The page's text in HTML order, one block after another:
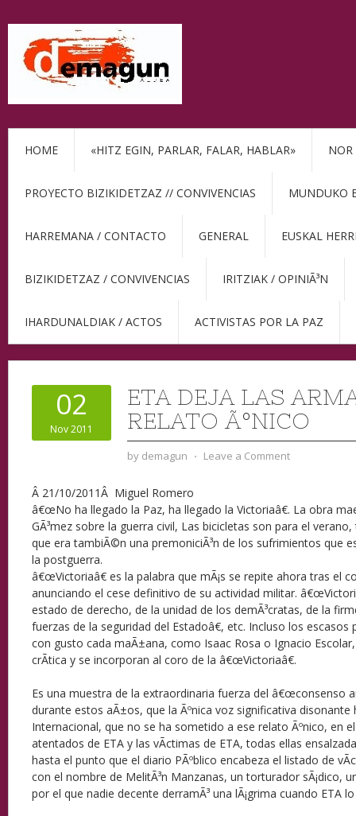
HOME «HITZ EGIN, PARLAR, FALAR, HABLAR» NOR
PROYECTO BIZIKIDETZAZ // CONVIVENCIAS MUNDUKO
HARREMANA / CONTACTO GENERAL EUSKAL
BIZIKIDETZAZ / CONVIVENCIAS IRITZIAK / OPINIÃ³N
IHARDUNALDIAK / ACTOS ACTIVISTAS POR LA PAZ
02
Nov 2011
ETA DEJA LAS
RELATO ÃºNICO
by demagun ⋅ Leave a Comment
Â 21/10/2011Â Miguel Romero
â€œNo ha llegado la Paz, ha llegado la Victoriaâ€. La obra
GÃ³mez sobre la guerra civil, Las bicicletas son para el
que era tambiÃ©n una premoniciÃ³n de los sufrimientos que
la postguerra.
â€œVictoriaâ€ es la palabra que mÃ¡s se repite ahora tras el
anunciando el cese definitivo de su actividad militar.
estado de derecho, de la unidad de los demÃ³cratas, de la
fuerzas de la seguridad del Estadoâ€, etc. Incluso los
con gusto cada maÃ±ana, como Isaac Rosa o Ignacio
crÃ­tica y se incorporan al coro de la â€œVictoriaâ€.
Es una muestra de la extraordinaria fuerza del â€œconsenso
durante estos aÃ±os, que la Ãºnica voz significativa disonante
Internacional, que no se ha sometido a ese relato Ãºnico, en
atentados de ETA y las vÃ­ctimas de ETA, todas ellas
hasta el punto que el diario PÃºblico encabeza el listado de
con el nombre de MelitÃ³n Manzanas, un torturador sÃ¡dico,
por el que nadie decente derramÃ³ una lÃ¡grima cuando ETA